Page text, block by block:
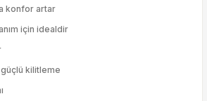
konfor artar
için idealdir
kilitleme